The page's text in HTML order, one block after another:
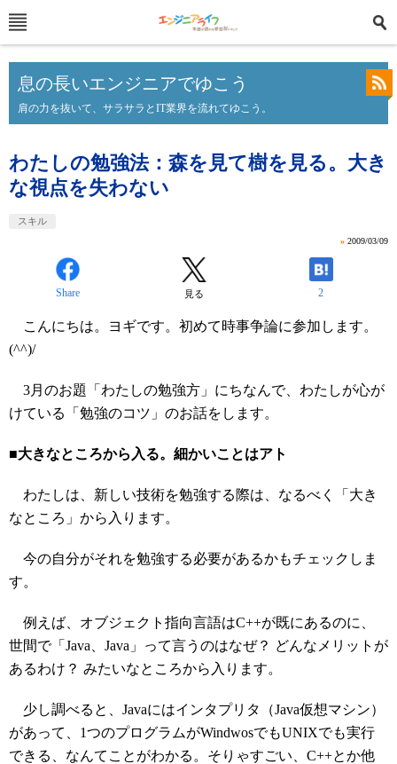
息の長いエンジニアでゆこう
肩の力を抜いて、サラサラとIT業界を流れてゆこう。
わたしの勉強法：森を見て樹を見る。大き
な視点を失わない
スキル
» 2009/03/09
Share 見る 2
こんにちは。ヨギです。初めて時事争論に参加します。
(^^)/
3月のお題「わたしの勉強方」にちなんで、わたしが心が
けている「勉強のコツ」のお話をします。
■大きなところから入る。細かいことはアト
わたしは、新しい技術を勉強する際は、なるべく「大き
なところ」から入ります。
今の自分がそれを勉強する必要があるかもチェックしま
す。
例えば、オブジェクト指向言語はC++が既にあるのに、
世間で「Java、Java」って言うのはなぜ？ どんなメリットが
あるわけ？ みたいなところから入ります。
少し調べると、Javaにはインタプリタ（Java仮想マシン）
があって、1つのプログラムがWindwosでもUNIXでも実行
できる、なんてことがわかる。そりゃすごい、C++とか他